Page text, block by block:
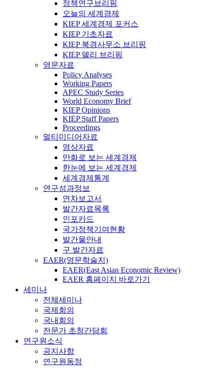
정책연구브리핑
오늘의 세계경제
KIEP 세계경제 포커스
KIEP 기초자료
KIEP 북경사무소 브리핑
KIEP 델리 브리핑
영문자료
Policy Analyses
Working Papers
APEC Study Series
World Economy Brief
KIEP Opinions
KIEP Staff Papers
Proceedings
멀티미디어자료
영상자료
만화로 보는 세계경제
한눈에 보는 세계경제
세계경제통계
연구성과정보
연차보고서
발간자료목록
인포카드
국가정책기여현황
발간물안내
구 발간자료
EAER(영문학술지)
EAER(East Asian Economic Review)
EAER 홈페이지 바로가기
세미나
전체세미나
국제회의
국내회의
전문가 초청간담회
연구원소식
공지사항
연구원동정